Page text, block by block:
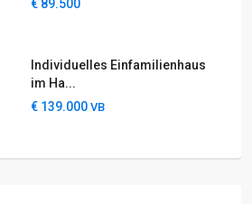
€ 89.500
Individuelles Einfamilienhaus
im Ha...
€ 139.000VB